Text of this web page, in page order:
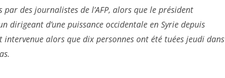
des journalistes de l’AFP, alors que le président
dirigeant d’une puissance occidentale en Syrie depuis
alors que dix personnes ont été tuées jeudi dans